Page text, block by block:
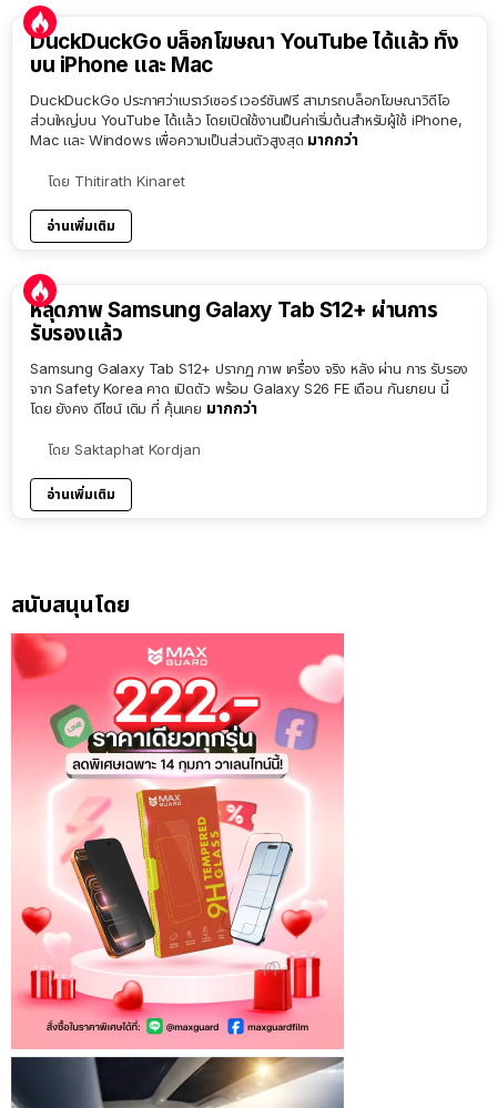
DuckDuckGo บล็อกโฆษณา YouTube ได้แล้ว ทั้ง
บน iPhone และ Mac
DuckDuckGo ประกาศว่าเบราว์เซอร์ เวอร์ชันฟรี สามารถบล็อกโฆษณาวิดีโอ
ส่วนใหญ่บน YouTube ได้แล้ว โดยเปิดใช้งานเป็นค่าเริ่มต้นสำหรับผู้ใช้ iPhone,
Mac และ Windows เพื่อความเป็นส่วนตัวสูงสุด มากกว่า
โดย Thitirath Kinaret
อ่านเพิ่มเติม
หลุดภาพ Samsung Galaxy Tab S12+ ผ่านการ
รับรองแล้ว
Samsung Galaxy Tab S12+ ปรากฏ ภาพ เครื่อง จริง หลัง ผ่าน การ รับรอง
จาก Safety Korea คาด เปิดตัว พร้อม Galaxy S26 FE เดือน กันยายน นี้
โดย ยังคง ดีไซน์ เดิม ที่ คุ้นเคย มากกว่า
โดย Saktaphat Kordjan
อ่านเพิ่มเติม
สนับสนุนโดย